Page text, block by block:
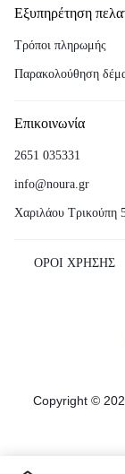
Εξυπηρέτηση
Τρόποι πληρωμής
Παρακολούθηση
Επικοινωνία
2651 035331
info@noura.gr
Χαριλάου Τρικούπη
ΟΡΟΙ ΧΡΗΣΗΣ
Copyright ©